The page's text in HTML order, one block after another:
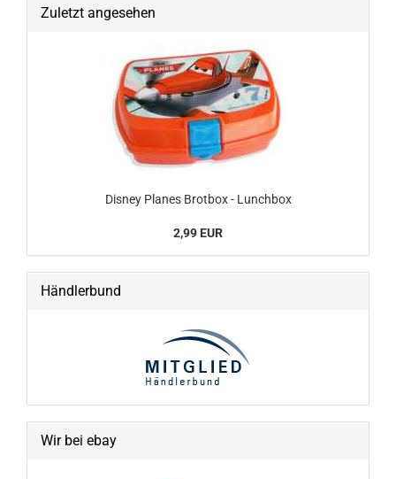
Zuletzt angesehen
Disney Planes Brotbox - Lunchbox
2,99 EUR
Händlerbund
Wir bei ebay